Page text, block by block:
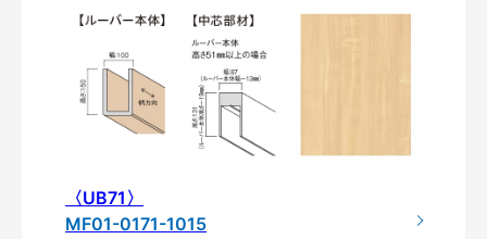
〈UB71〉
MF01-0171-1015